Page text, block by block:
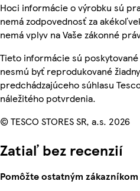
Hoci informácie o výrobku sú
nemá zodpovednosť za
nemá vplyv na Vaše zákonné
Tieto informácie sú
nesmú byť reprodukované
predchádzajúceho súhlasu
náležitého potvrdenia.
© TESCO STORES SR, a.s. 2026
Zatiaľ bez recenzií
Pomôžte ostatným zákazníkom